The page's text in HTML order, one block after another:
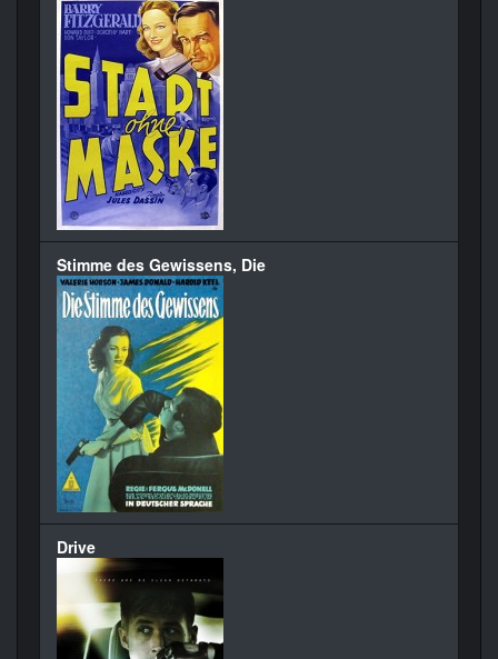
Stimme des Gewissens, Die
Drive